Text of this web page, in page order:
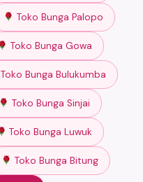
Toko Bunga Palopo
Toko Bunga Gowa
Toko Bunga Bulukumba
Toko Bunga Sinjai
Toko Bunga Luwuk
Toko Bunga Bitung